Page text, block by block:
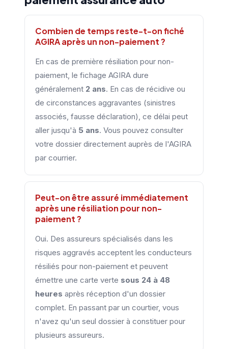
Combien de temps reste-t-on fiché
AGIRA après un non-paiement ?
En cas de première résiliation pour non-
paiement, le fichage AGIRA dure
généralement 2 ans. En cas de récidive ou
de circonstances aggravantes (sinistres
associés, fausse déclaration), ce délai peut
aller jusqu'à 5 ans. Vous pouvez consulter
votre dossier directement auprès de l'AGIRA
par courrier.
Peut-on être assuré immédiatement
après une résiliation pour non-
paiement ?
Oui. Des assureurs spécialisés dans les
risques aggravés acceptent les conducteurs
résiliés pour non-paiement et peuvent
émettre une carte verte sous 24 à 48
heures après réception d'un dossier
complet. En passant par un courtier, vous
n'avez qu'un seul dossier à constituer pour
plusieurs assureurs.